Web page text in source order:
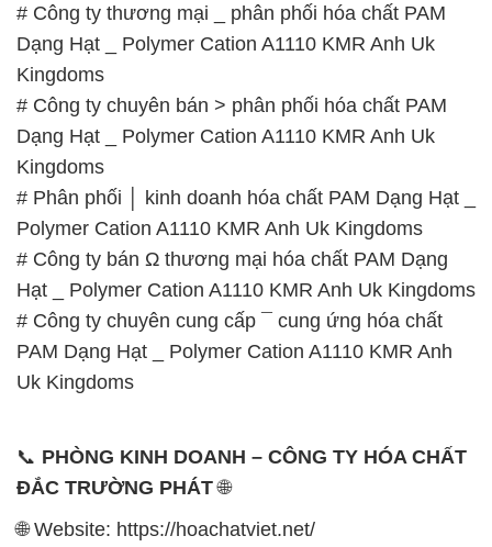
# Công ty thương mại _ phân phối hóa chất PAM
Dạng Hạt _ Polymer Cation A1110 KMR Anh Uk
Kingdoms
# Công ty chuyên bán > phân phối hóa chất PAM
Dạng Hạt _ Polymer Cation A1110 KMR Anh Uk
Kingdoms
# Phân phối │ kinh doanh hóa chất PAM Dạng Hạt _
Polymer Cation A1110 KMR Anh Uk Kingdoms
# Công ty bán Ω thương mại hóa chất PAM Dạng
Hạt _ Polymer Cation A1110 KMR Anh Uk Kingdoms
# Công ty chuyên cung cấp ¯ cung ứng hóa chất
PAM Dạng Hạt _ Polymer Cation A1110 KMR Anh
Uk Kingdoms
📞 PHÒNG KINH DOANH – CÔNG TY HÓA CHẤT
ĐẮC TRƯỜNG PHÁT🌐
🌐 Website: https://hoachatviet.net/